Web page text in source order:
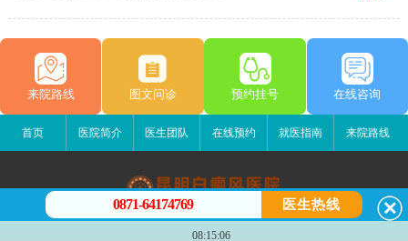
来院路线 图文问诊 预约挂号 在线咨询
首页 医院简介 医生团队 在线预约 就医指南 来院路线
昆明白癜风医院
0871-64174769 医生热线
08:15:06